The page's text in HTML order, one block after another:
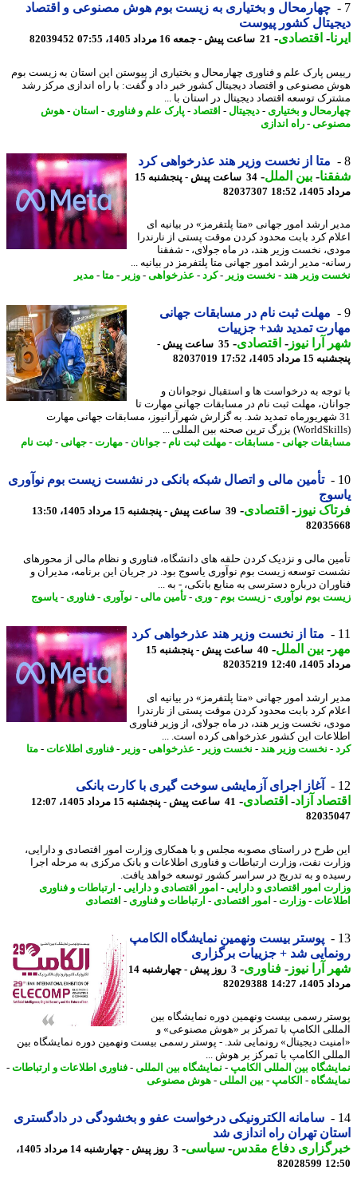
چهارمحال و بختیاری به زیست بوم هوش مصنوعی و اقتصاد
کشور پیوست
-اقتصادی-21 ساعت پیش - جمعه 16 مرداد 1405، 07:55 82039452
پارک علم و فناوری چهارمحال و بختیاری از پیوستن این استان به زیست بوم
مصنوعی و اقتصاد دیجیتال کشور خبر داد و گفت: با راه اندازی مرکز رشد
توسعه اقتصاد دیجیتال در استان با ...
و بختیاری- دیجیتال-اقتصاد-پارک علم و فناوری- استان-هوش
-راه اندازی
متا از نخست وزیر هند عذرخواهی کرد
-بین الملل-
34 ساعت پیش - پنجشنبه 15
18:52
82037307
ارشد امور جهانی «متا پلتفرمز» در بیانیه ای
کرد بابت محدود کردن موقت پستی از نارندرا
نخست وزیر هند، در ماه جولای، - شفقنا
مدیر ارشد امور جهانی متا پلتفرمز در بیانیه ...
وزیر هند -نخست وزیر - کرد-عذرخواهی-وزیر - متا -مدیر
مهلت ثبت نام در مسابقات جهانی
تمدید شد+ جزییات
آرا نیوز-اقتصادی-
35 ساعت پیش -
1405، 17:52
82037019
به درخواست ها و استقبال نوجوانان و
مهلت ثبت نام در مسابقات جهانی مهارت تا
شهریورماه تمدید شد. به گزارش شهرآرانیوز، مسابقات جهانی مهارت
جهانی-مسابقات-مهلت ثبت نام-جوانان-مهارت- جهانی-ثبت نام
تأمین مالی و اتصال شبکه بانکی در نشست زیست بوم نوآوری
نیوز-اقتصادی-39 ساعت پیش - پنجشنبه 15 مرداد 1405، 13:50
مالی و نزدیک کردن حلقه های دانشگاه، فناوری و نظام مالی از محورهای
توسعه زیست بوم نوآوری یاسوج بود. در جریان این برنامه، مدیران و
درباره دسترسی به منابع بانکی، - به ...
بوم نوآوری - زیست بوم-وری - تأمین مالی-نوآوری - فناوری- یاسوج
متا از نخست وزیر هند عذرخواهی کرد
-بین الملل-
40 ساعت پیش - پنجشنبه 15
12:40
82035219
ارشد امور جهانی «متا پلتفرمز» در بیانیه ای
کرد بابت محدود کردن موقت پستی از نارندرا
نخست وزیر هند، در ماه جولای، از وزیر فناوری
این کشور عذرخواهی کرده است. ...
-نخست وزیر هند -نخست وزیر - عذرخواهی-وزیر - فناوری اطلاعات-متا
آغاز اجرای آزمایشی سوخت گیری با کارت بانکی
آزاد - اقتصادی-41 ساعت پیش - پنجشنبه 15 مرداد 1405، 12:07
طرح در راستای مصوبه مجلس و با همکاری وزارت امور اقتصادی و دارایی،
نفت، وزارت ارتباطات و فناوری اطلاعات و بانک مرکزی به مرحله اجرا
و به تدریج در سراسر کشور توسعه خواهد یافت.
امور اقتصادی و دارایی- امور اقتصادی و دارایی- ارتباطات و فناوری
-وزارت - امور اقتصادی-ارتباطات و فناوری- اقتصادی
پوستر بیست ونهمین نمایشگاه الکامپ
شد + جزییات برگزاری
آرا نیوز-فناوری-
3 روز پیش - چهارشنبه 14
14:27
82029388
رسمی بیست ونهمین دوره نمایشگاه بین
الکامپ با تمرکز بر «هوش مصنوعی» و
دیجیتال» رونمایی شد. - پوستر رسمی بیست ونهمین دوره نمایشگاه بین
الکامپ با تمرکز بر هوش ...
بین المللی الکامپ-نمایشگاه بین المللی-فناوری اطلاعات و ارتباطات-
-الکامپ-بین المللی-هوش مصنوعی
سامانه الکترونیکی درخواست عفو و بخشودگی در دادگستری
تهران راه اندازی شد
دفاع مقدس-سیاسی-
3 روز پیش - چهارشنبه 14 مرداد 1405،
82028599